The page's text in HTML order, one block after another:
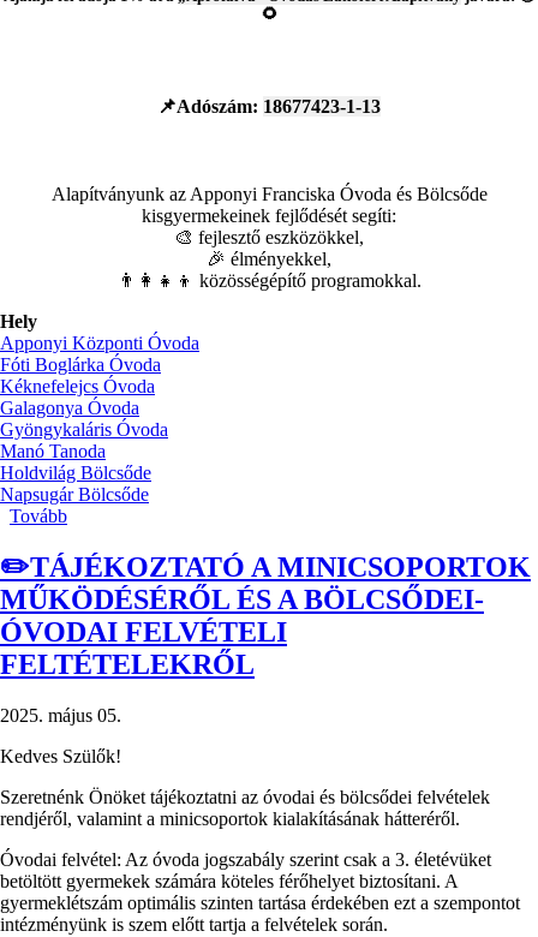
🌻
📌Adószám: 18677423-1-13
Alapítványunk az Apponyi Franciska Óvoda és Bölcsőde
kisgyermekeinek fejlődését segíti:
🎨 fejlesztő eszközökkel,
🎉 élményekkel,
👨‍👩‍👧‍👦 közösségépítő programokkal.
Hely
Apponyi Központi Óvoda
Fóti Boglárka Óvoda
Kéknefelejcs Óvoda
Galagonya Óvoda
Gyöngykaláris Óvoda
Manó Tanoda
Holdvilág Bölcsőde
Napsugár Bölcsőde
Tovább
Ön
is
az
Aprófalva
legkisebb
lakóit!)
✏️TÁJÉKOZTATÓ A MINICSOPORTOK
MŰKÖDÉSÉRŐL ÉS A BÖLCSŐDEI-
ÓVODAI FELVÉTELI
FELTÉTELEKRŐL
2025. május 05.
Kedves Szülők!
Szeretnénk Önöket tájékoztatni az óvodai és bölcsődei felvételek
rendjéről, valamint a minicsoportok kialakításának hátteréről.
Óvodai felvétel: Az óvoda jogszabály szerint csak a 3. életévüket
betöltött gyermekek számára köteles férőhelyet biztosítani. A
gyermeklétszám optimális szinten tartása érdekében ezt a szempontot
intézményünk is szem előtt tartja a felvételek során.